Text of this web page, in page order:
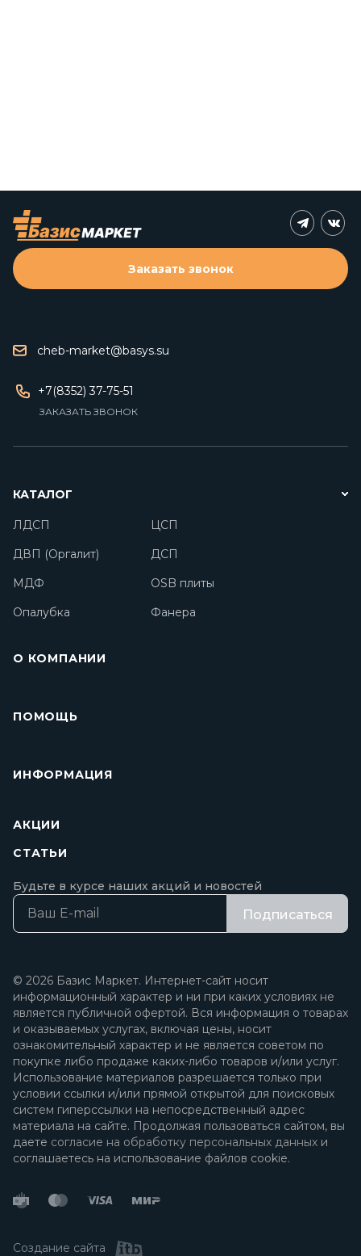
cheb-market@basys.su
+7(8352) 37-75-51
ЗАКАЗАТЬ ЗВОНОК
Заказать звонок
КАТАЛОГ
ЛДСП
ЦСП
ДВП (Оргалит)
ДСП
МДФ
OSB плиты
Опалубка
Фанера
О КОМПАНИИ
ПОМОЩЬ
ИНФОРМАЦИЯ
АКЦИИ
СТАТЬИ
Будьте в курсе наших акций и новостей
Подписаться
© 2026 Базис Маркет. Интернет-сайт носит
информационный характер и ни при каких условиях не
является публичной офертой. Вся информация о товарах
и оказываемых услугах, включая цены, носит
ознакомительный характер и не является советом по
покупке либо продаже каких-либо товаров и/или услуг.
Использование материалов разрешается только при
условии ссылки и/или прямой открытой для поисковых
систем гиперссылки на непосредственный адрес
материала на сайте. Продолжая пользоваться сайтом, вы
даете согласие на обработку персональных данных и
соглашаетесь на использование файлов cookie.
Создание сайта